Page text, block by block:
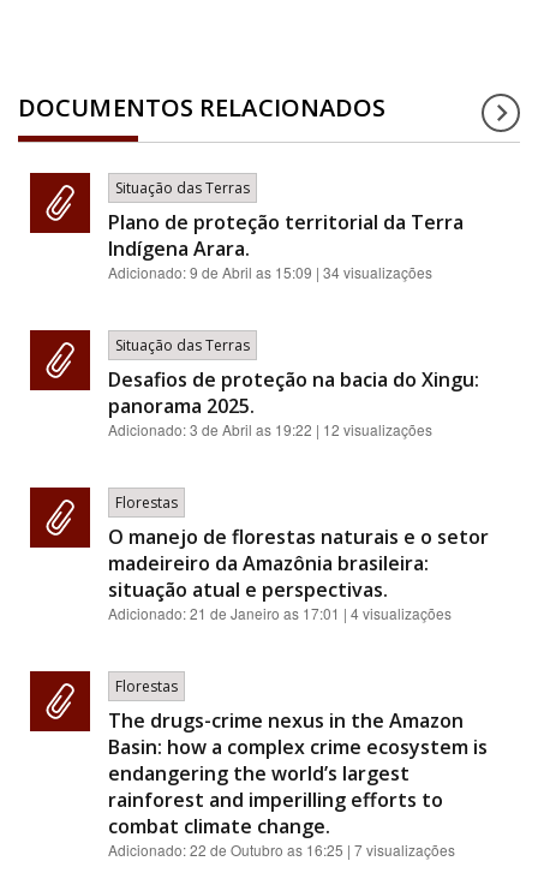
DOCUMENTOS RELACIONADOS
Situação das Terras
Plano de proteção territorial da Terra
Indígena Arara.
Adicionado:9 de Abril as 15:09 | 34 visualizações
Situação das Terras
Desafios de proteção na bacia do Xingu:
panorama 2025.
Adicionado:3 de Abril as 19:22 | 12 visualizações
Florestas
O manejo de florestas naturais e o setor
madeireiro da Amazônia brasileira:
situação atual e perspectivas.
Adicionado:21 de Janeiro as 17:01 | 4 visualizações
Florestas
The drugs-crime nexus in the Amazon
Basin: how a complex crime ecosystem is
endangering the world’s largest
rainforest and imperilling efforts to
combat climate change.
Adicionado:22 de Outubro as 16:25 | 7 visualizações